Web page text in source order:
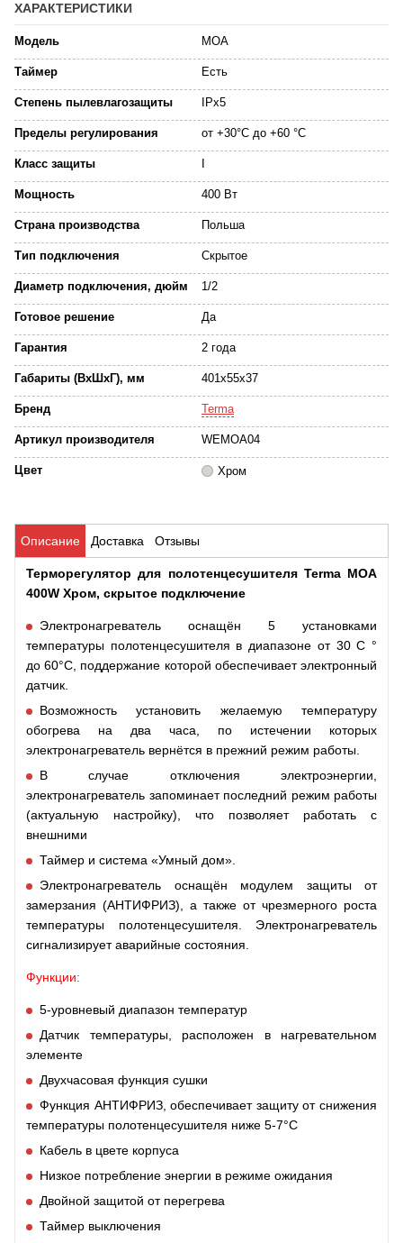
ХАРАКТЕРИСТИКИ
Модель MOA
Таймер Есть
Степень пылевлагозащиты IPx5
Пределы регулирования от +30°C до +60 °C
Класс защиты
Мощность 400 Вт
Страна производства Польша
Тип подключения Скрытое
Диаметр подключения, дюйм 1/2
Готовое решение Да
Гарантия 2 года
Габариты (ВхШхГ), мм 401x55x37
Бренд Terma
Артикул производителя WEMOA04
Цвет Хром
Описание Доставка Отзывы
Терморегулятор для полотенцесушителя Terma MOA
400W Хром, скрытое подключение
Электронагреватель оснащён 5 установками
температуры полотенцесушителя в диапазоне от 30 C °
до 60°C, поддержание которой обеспечивает электронный
датчик.
Возможность установить желаемую температуру
обогрева на два часа, по истечении которых
электронагреватель вернётся в прежний режим работы.
В случае отключения электроэнергии,
электронагреватель запоминает последний режим работы
(актуальную настройку), что позволяет работать с
внешними
Таймер и система «Умный дом».
Электронагреватель оснащён модулем защиты от
замерзания (АНТИФРИЗ), а также от чрезмерного роста
температуры полотенцесушителя. Электронагреватель
сигнализирует аварийные состояния.
Функции:
5-уровневый диапазон температур
Датчик температуры, расположен в нагревательном
элементе
Двухчасовая функция сушки
Функция АНТИФРИЗ, обеспечивает защиту от снижения
температуры полотенцесушителя ниже 5-7°C
Кабель в цвете корпуса
Низкое потребление энергии в режиме ожидания
Двойной защитой от перегрева
Таймер выключения